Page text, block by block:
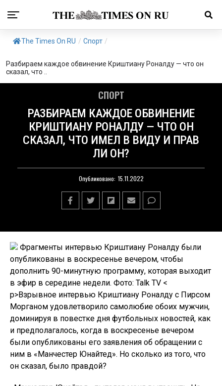
The Times On RU / Спорт /
Разбираем каждое обвинение Криштиану Роналду — что он
сказал, что ..
СПОРТ
РАЗБИРАЕМ КАЖДОЕ ОБВИНЕНИЕ
КРИШТИАНУ РОНАЛДУ — ЧТО ОН
СКАЗАЛ, ЧТО ИМЕЛ В ВИДУ И ПРАВ
ЛИ ОН?
Опубликовано: 15.11.2022
Фрагменты интервью Криштиану Роналду были
опубликованы в воскресенье вечером, чтобы
дополнить 90-минутную программу, которая выходит
в эфир в середине недели. Фото: Talk TV <
р>Взрывное интервью Криштиану Роналду с Пирсом
Морганом удовлетворило самолюбие обоих мужчин,
доминируя в повестке дня футбольных новостей, как
и предполагалось, когда в воскресенье вечером
были опубликованы его заявления об обращении с
ним в «Манчестер Юнайтед». Но сколько из того, что
он сказал, было правдой?